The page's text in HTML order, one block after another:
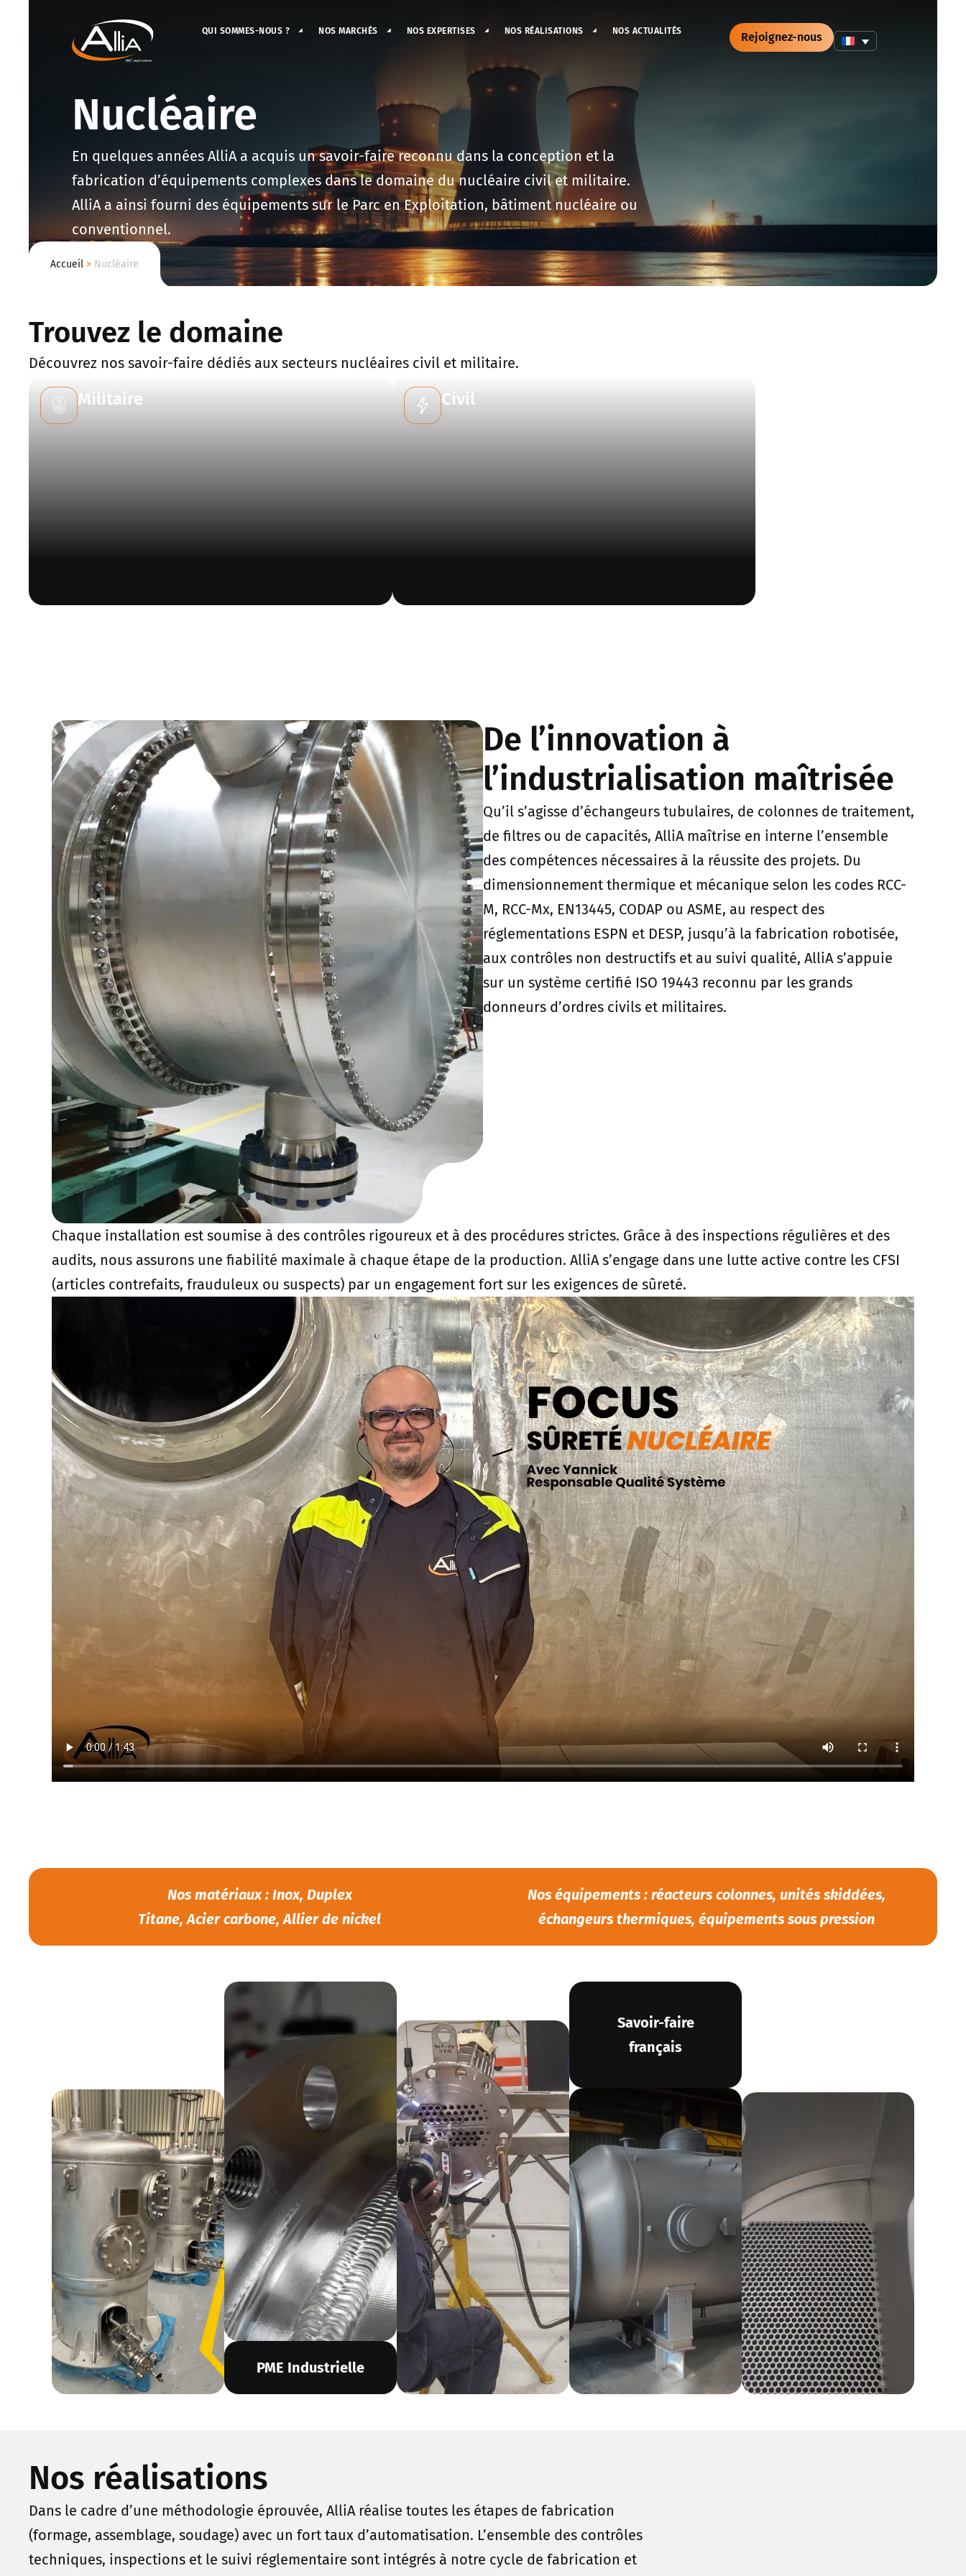
QUI SOMMES-NOUS ? NOS MARCHÉS NOS EXPERTISES NOS RÉALISATIONS NOS ACTUALITÉS Rejoignez-nous
Nucléaire
En quelques années AlliA a acquis un savoir-faire reconnu dans la conception et la
fabrication d’équipements complexes dans le domaine du nucléaire civil et militaire.
AlliA a ainsi fourni des équipements sur le Parc en Exploitation, bâtiment nucléaire ou
conventionnel.
Accueil > Nucléaire
Trouvez le domaine
Découvrez nos savoir-faire dédiés aux secteurs nucléaires civil et militaire.
Militaire Civil
De l’innovation à
l’industrialisation maîtrisée
Qu’il s’agisse d’échangeurs tubulaires, de colonnes de traitement,
de filtres ou de capacités, AlliA maîtrise en interne l’ensemble
des compétences nécessaires à la réussite des projets. Du
dimensionnement thermique et mécanique selon les codes RCC-
M, RCC-Mx, EN13445, CODAP ou ASME, au respect des
réglementations ESPN et DESP, jusqu’à la fabrication robotisée,
aux contrôles non destructifs et au suivi qualité, AlliA s’appuie
sur un système certifié ISO 19443 reconnu par les grands
donneurs d’ordres civils et militaires.
Chaque installation est soumise à des contrôles rigoureux et à des procédures strictes. Grâce à des inspections régulières et des
audits, nous assurons une fiabilité maximale à chaque étape de la production. AlliA s’engage dans une lutte active contre les CFSI
(articles contrefaits, frauduleux ou suspects) par un engagement fort sur les exigences de sûreté.
Nos matériaux : Inox, Duplex
Titane, Acier carbone, Allier de nickel
Nos équipements : réacteurs colonnes, unités skiddées,
échangeurs thermiques, équipements sous pression
PME Industrielle
Savoir-faire
français
Nos réalisations
Dans le cadre d’une méthodologie éprouvée, AlliA réalise toutes les étapes de fabrication
(formage, assemblage, soudage) avec un fort taux d’automatisation. L’ensemble des contrôles
techniques, inspections et le suivi réglementaire sont intégrés à notre cycle de fabrication et